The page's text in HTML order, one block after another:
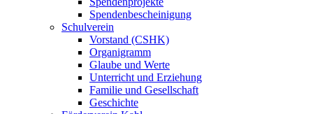
Spendenbescheinigung
Schulverein
Vorstand (CSHK)
Organigramm
Glaube und Werte
Unterricht und Erziehung
Familie und Gesellschaft
Geschichte